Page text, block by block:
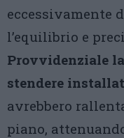
eccessivamente
l’equilibrio e
Provvidenziale
stendere
avrebbero
piano,